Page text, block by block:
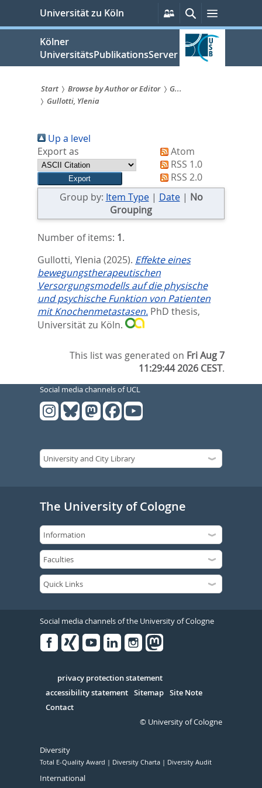
springen
Universität zu Köln
Persönliche
Services
SucheMenü
Kölner
UniversitätsPublikationsServer
Sie
sind
hier:
Start Browse by Author or Editor
G...
Gullotti, Ylenia
Up a level
Export as
Atom
RSS 1.0
RSS 2.0
Group by: Item Type| Date| No
Grouping
Number of items: 1.
Gullotti, Ylenia (2025). Effekte eines
bewegungstherapeutischen
Versorgungsmodells auf die physische
und psychische Funktion von Patienten
mit Knochenmetastasen. PhD thesis,
Universität zu Köln.
This list was generated on Fri Aug 7
11:29:44 2026 CEST.
Social media channels of UCL
The University of Cologne
Social media channels of the University of Cologne
Serivce
privacy protection statement
accessibility statement Sitemap Site Note
Contact
© University of Cologne
Diversity
Total E-Quality Award Diversity Charta Diversity Audit
International